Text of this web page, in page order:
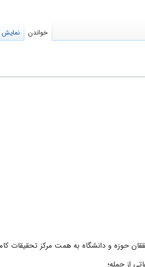
حوزه و دانشگاه به همت مرکز تحقیقات
خواندن نمایش